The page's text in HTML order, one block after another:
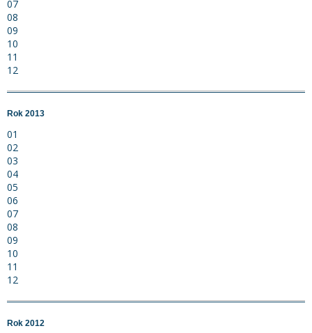
07
08
09
10
11
12
Rok 2013
01
02
03
04
05
06
07
08
09
10
11
12
Rok 2012